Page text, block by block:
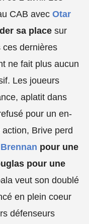
CAB avec Otar
sa place sur
ces dernières
ne fait plus aucun
Les joueurs
aplatit dans
pour un en-
Brive perd
pour une
pour une
veut son doublé
en plein coeur
défenseurs